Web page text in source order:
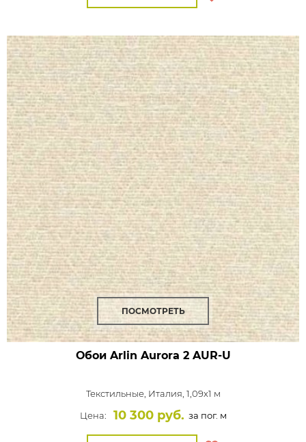
ПОСМОТРЕТЬ
Обои Arlin Aurora 2 AUR-U
Текстильные, Италия, 1,09x1 м
Цена:
10 300 руб. за пог. м